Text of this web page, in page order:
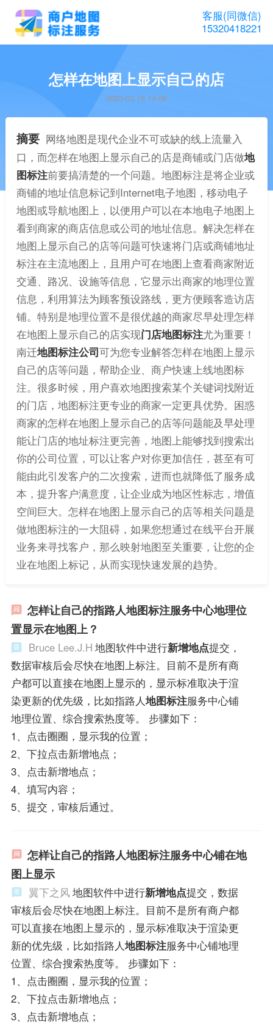
客服(同微信)
15320418221
怎样在地图上显示自己的店
2023-03-16 14:08
摘要 网络地图是现代企业不可或缺的线上流量入
口，而怎样在地图上显示自己的店是商铺或门店做地
图标注前要搞清楚的一个问题。地图标注是将企业或
商铺的地址信息标记到Internet电子地图，移动电子
地图或导航地图上，以便用户可以在本地电子地图上
看到商家的商店信息或公司的地址信息。解决怎样在
地图上显示自己的店等问题可快速将门店或商铺地址
标注在主流地图上，且用户可在地图上查看商家附近
交通、路况、设施等信息，它显示出商家的地理位置
信息，利用算法为顾客预设路线，更方便顾客造访店
铺。特别是地理位置不是很优越的商家尽早处理怎样
在地图上显示自己的店实现门店地图标注尤为重要！
南迁地图标注公司可为您专业解答怎样在地图上显示
自己的店等问题，帮助企业、商户快速上线地图标
注。很多时候，用户喜欢地图搜索某个关键词找附近
的门店，地图标注更专业的商家一定更具优势。困惑
商家的怎样在地图上显示自己的店等问题能及早处理
能让门店的地址标注更完善，地图上能够找到搜索出
你的公司位置，可以让客户对你更加信任，甚至有可
能由此引发客户的二次搜索，进而也就降低了服务成
本，提升客户满意度，让企业成为地区性标志，增值
空间巨大。怎样在地图上显示自己的店等相关问题是
做地图标注的一大阻碍，如果您想通过在线平台开展
业务来寻找客户，那么映射地图至关重要，让您的企
业在地图上标记，从而实现快速发展的趋势。
怎样让自己的指路人地图标注服务中心地理位
置显示在地图上？
Bruce Lee.J.H 地图软件中进行新增地点提交，
数据审核后会尽快在地图上标注。目前不是所有商
户都可以直接在地图上显示的，显示标准取决于渲
染更新的优先级，比如指路人地图标注服务中心铺
地理位置、综合搜索热度等。 步骤如下：
1、点击圈圈，显示我的位置；
2、下拉点击新增地点；
3、点击新增地点；
4、填写内容；
5、提交，审核后通过。
怎样让自己的指路人地图标注服务中心铺在地
图上显示
翼下之风 地图软件中进行新增地点提交，数据
审核后会尽快在地图上标注。目前不是所有商户都
可以直接在地图上显示的，显示标准取决于渲染更
新的优先级，比如指路人地图标注服务中心铺地理
位置、综合搜索热度等。 步骤如下：
1、点击圈圈，显示我的位置；
2、下拉点击新增地点；
3、点击新增地点；